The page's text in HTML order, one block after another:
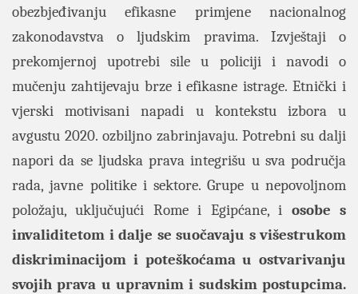
obezbjeđivanju efikasne primjene nacionalnog
zakonodavstva o ljudskim pravima. Izvještaji o
prekomjernoj upotrebi sile u policiji i navodi o
mučenju zahtijevaju brze i efikasne istrage. Etnički i
vjerski motivisani napadi u kontekstu izbora u
avgustu 2020. ozbiljno zabrinjavaju. Potrebni su dalji
napori da se ljudska prava integrišu u sva područja
rada, javne politike i sektore. Grupe u nepovoljnom
položaju, uključujući Rome i Egipćane, i osobe s
invaliditetom i dalje se suočavaju s višestrukom
diskriminacijom i poteškoćama u ostvarivanju
svojih prava u upravnim i sudskim postupcima.